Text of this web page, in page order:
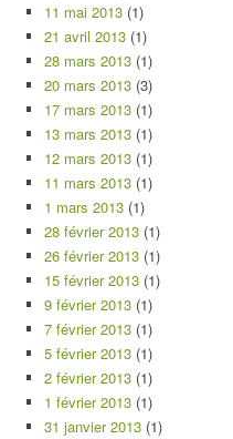
11 mai 2013 (1)
21 avril 2013 (1)
28 mars 2013 (1)
20 mars 2013 (3)
17 mars 2013 (1)
13 mars 2013 (1)
12 mars 2013 (1)
11 mars 2013 (1)
1 mars 2013 (1)
28 février 2013 (1)
26 février 2013 (1)
15 février 2013 (1)
9 février 2013 (1)
7 février 2013 (1)
5 février 2013 (1)
2 février 2013 (1)
1 février 2013 (1)
31 janvier 2013 (1)